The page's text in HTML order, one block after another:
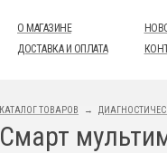
О МАГАЗИНЕ
ДОСТАВКА И ОПЛАТА
КАТАЛОГ ТОВАРОВ
Смарт